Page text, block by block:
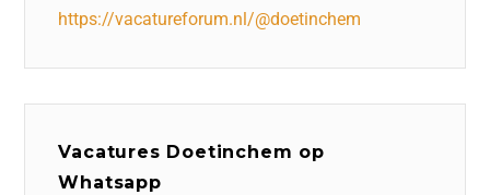
https://vacatureforum.nl/@doetinchem
Vacatures Doetinchem op
Whatsapp